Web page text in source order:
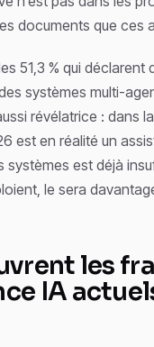
documents que ces
51,3 % qui
systèmes multi-
révélatrice : dans
est en réalité un
systèmes est déjà
le sera
les
IA